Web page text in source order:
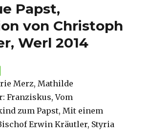
Papst,
von Christoph
Werl 2014
Merz, Mathilde
Franziskus, Vom
zum Papst, Mit einem
Erwin Kräutler, Styria